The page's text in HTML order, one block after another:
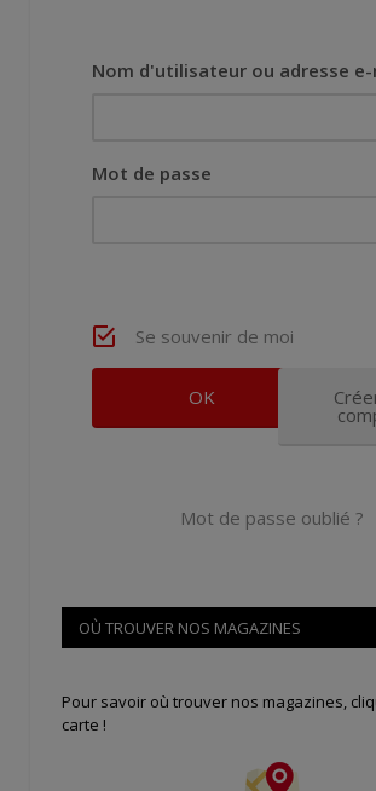
Nom d'utilisateur ou adresse
Mot de passe
Se souvenir de moi
Mot de passe oublié ?
OÙ TROUVER NOS MAGAZINES
Pour savoir où trouver nos magazines,
carte !